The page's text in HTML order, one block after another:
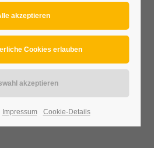
Bezirk Mattersburg, Eisenstadt,
Neunkirchen
JAHR
neues, erfolgreiches Jahr
Impressum Cookie-Details